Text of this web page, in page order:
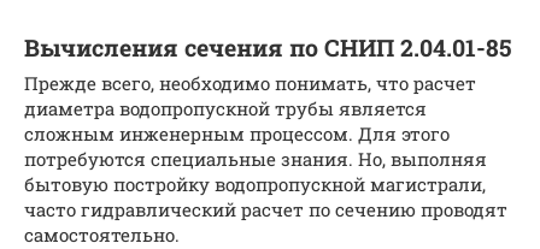
Вычисления сечения по СНИП 2.04.01-85
Прежде всего, необходимо понимать, что расчет
диаметра водопропускной трубы является
сложным инженерным процессом. Для этого
потребуются специальные знания. Но, выполняя
бытовую постройку водопропускной магистрали,
часто гидравлический расчет по сечению проводят
самостоятельно.